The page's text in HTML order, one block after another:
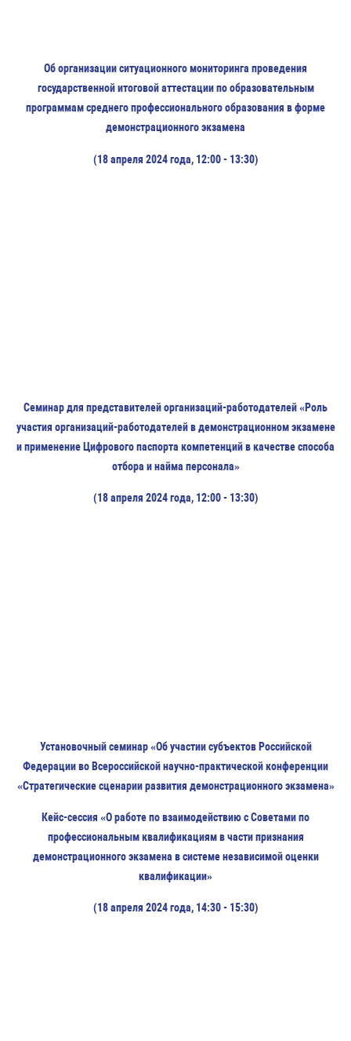
Об организации ситуационного мониторинга проведения
государственной итоговой аттестации по образовательным
программам среднего профессионального образования в форме
демонстрационного экзамена
(18 апреля 2024 года, 12:00 - 13:30)
Семинар для представителей организаций-работодателей «Роль
участия организаций-работодателей в демонстрационном экзамене
и применение Цифрового паспорта компетенций в качестве способа
отбора и найма персонала»
(18 апреля 2024 года, 12:00 - 13:30)
Установочный семинар «Об участии субъектов Российской
Федерации во Всероссийской научно-практической конференции
«Стратегические сценарии развития демонстрационного экзамена»
Кейс-сессия «О работе по взаимодействию с Советами по
профессиональным квалификациям в части признания
демонстрационного экзамена в системе независимой оценки
квалификации»
(18 апреля 2024 года, 14:30 - 15:30)